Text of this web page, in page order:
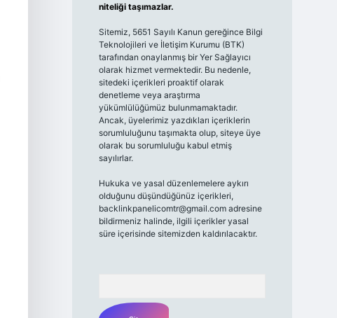
niteliği taşımazlar.
Sitemiz, 5651 Sayılı Kanun gereğince Bilgi
Teknolojileri ve İletişim Kurumu (BTK)
tarafından onaylanmış bir Yer Sağlayıcı
olarak hizmet vermektedir. Bu nedenle,
sitedeki içerikleri proaktif olarak
denetleme veya araştırma
yükümlülüğümüz bulunmamaktadır.
Ancak, üyelerimiz yazdıkları içeriklerin
sorumluluğunu taşımakta olup, siteye üye
olarak bu sorumluluğu kabul etmiş
sayılırlar.
Hukuka ve yasal düzenlemelere aykırı
olduğunu düşündüğünüz içerikleri,
backlinkpanelicomtr@gmail.comadresine
bildirmeniz halinde, ilgili içerikler yasal
süre içerisinde sitemizden kaldırılacaktır.